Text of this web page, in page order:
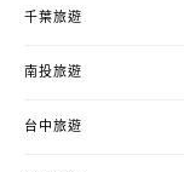
千葉旅遊
南投旅遊
台中旅遊